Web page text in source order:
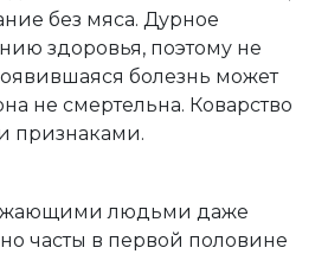
без мяса. Дурное
здоровья, поэтому не
болезнь может
не смертельна. Коварство
признаками.
людьми даже
часты в первой половине